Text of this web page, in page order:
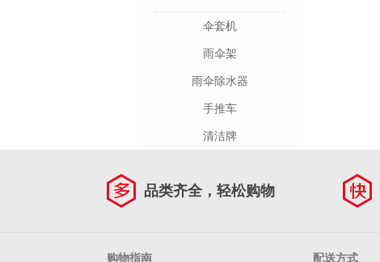
伞套机
雨伞架
雨伞除水器
手推车
清洁牌
品类齐全，轻松购物
购物指南 配送方式